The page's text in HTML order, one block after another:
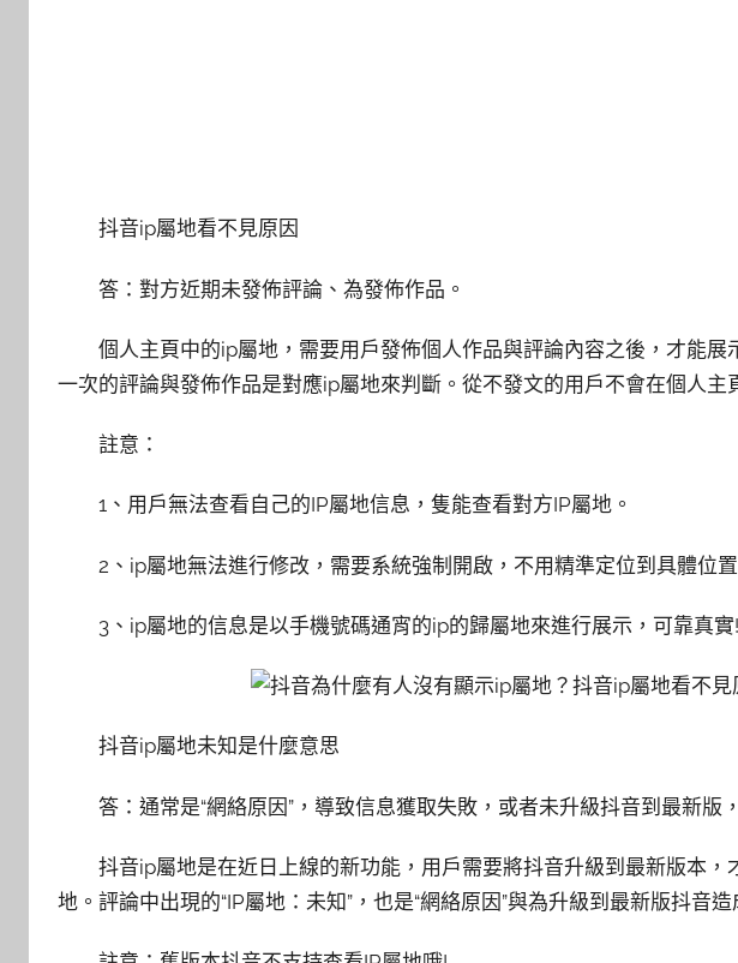
抖音ip屬地看不見原因
答：對方近期未發佈評論、為發佈作品。
個人主頁中的ip屬地，需要用戶發佈個人作品與評論內容之後，才能
一次的評論與發佈作品是對應ip屬地來判斷。從不發文的用戶不會在個人主
註意：
1、用戶無法查看自己的IP屬地信息，隻能查看對方IP屬地。
2、ip屬地無法進行修改，需要系統強制開啟，不用精準定位到具體位置
3、ip屬地的信息是以手機號碼通宵的ip的歸屬地來進行展示，可靠真實!
抖音ip屬地未知是什麼意思
答：通常是“網絡原因”，導致信息獲取失敗，或者未升級抖音到最新版，
抖音ip屬地是在近日上線的新功能，用戶需要將抖音升級到最新版本
地。評論中出現的“IP屬地：未知”，也是“網絡原因”與為升級到最新版抖音造